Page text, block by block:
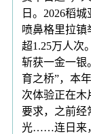
日。2026稻
喷鼻格里拉镇
超1.25万人次
斩获一金一银
育之桥”，本
次体验正在木
要求，之前经
光……连日来